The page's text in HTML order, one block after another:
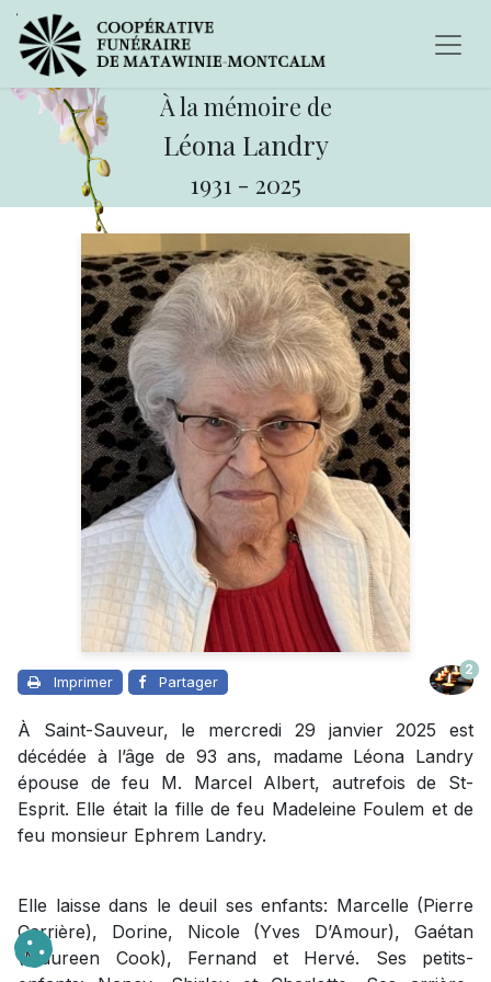
À la mémoire de
Léona Landry
1931 - 2025
Imprimer Partager
2
À Saint-Sauveur, le mercredi 29 janvier 2025 est
décédée à l’âge de 93 ans, madame Léona Landry
épouse de feu M. Marcel Albert, autrefois de St-
Esprit. Elle était la fille de feu Madeleine Foulem et de
feu monsieur Ephrem Landry.
Elle laisse dans le deuil ses enfants: Marcelle (Pierre
Carrière), Dorine, Nicole (Yves D’Amour), Gaétan
(Maureen Cook), Fernand et Hervé. Ses petits-